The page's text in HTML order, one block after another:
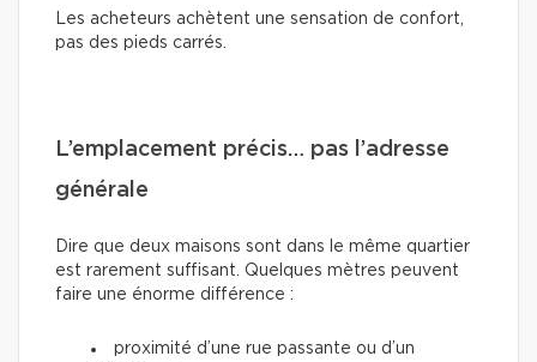
Les acheteurs achètent une sensation de confort,
pas des pieds carrés.
L’emplacement précis… pas l’adresse
générale
Dire que deux maisons sont dans le même quartier
est rarement suffisant. Quelques mètres peuvent
faire une énorme différence :
proximité d’une rue passante ou d’un